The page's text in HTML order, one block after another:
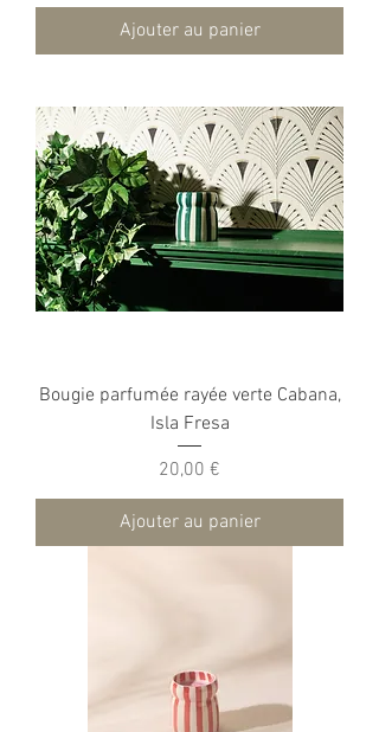
Ajouter au panier
Bougie parfumée rayée verte Cabana,
Isla Fresa
Prix
20,00 €
Ajouter au panier